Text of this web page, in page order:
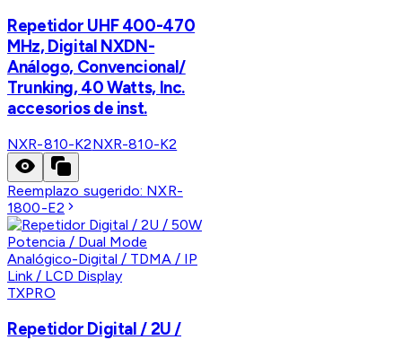
Repetidor UHF 400-470
MHz, Digital NXDN-
Análogo, Convencional/
Trunking, 40 Watts, Inc.
accesorios de inst.
NXR-810-K2NXR-810-K2
Reemplazo sugerido: NXR-
1800-E2
TXPRO
Repetidor Digital / 2U /